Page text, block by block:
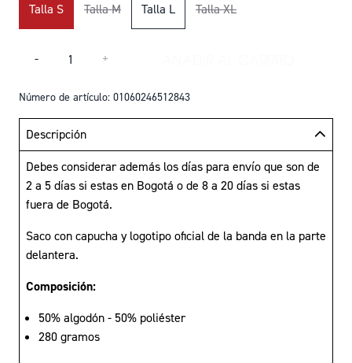
Talla S Talla M Talla L Talla XL
- +
Número de artículo: 01060246512843
Descripción
Debes considerar además los días para envío que son de
2 a 5 días si estas en Bogotá o de 8 a 20 días si estas
fuera de Bogotá.
Saco con capucha y logotipo oficial de la banda en la parte
delantera.
Composición:
50% algodón - 50% poliéster
280 gramos